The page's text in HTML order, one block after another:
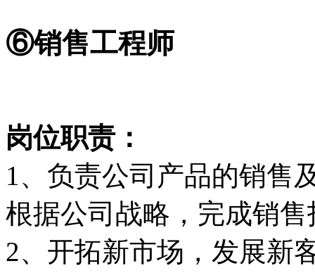
⑥销售工程师
岗位职责：
1、负责公司产品的销售
根据公司战略，完成销
2、开拓新市场，发展新